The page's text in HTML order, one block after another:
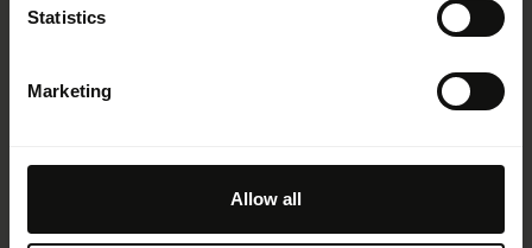
Statistics
Marketing
Allow all
Frontify
Carrières
ESG/CSR